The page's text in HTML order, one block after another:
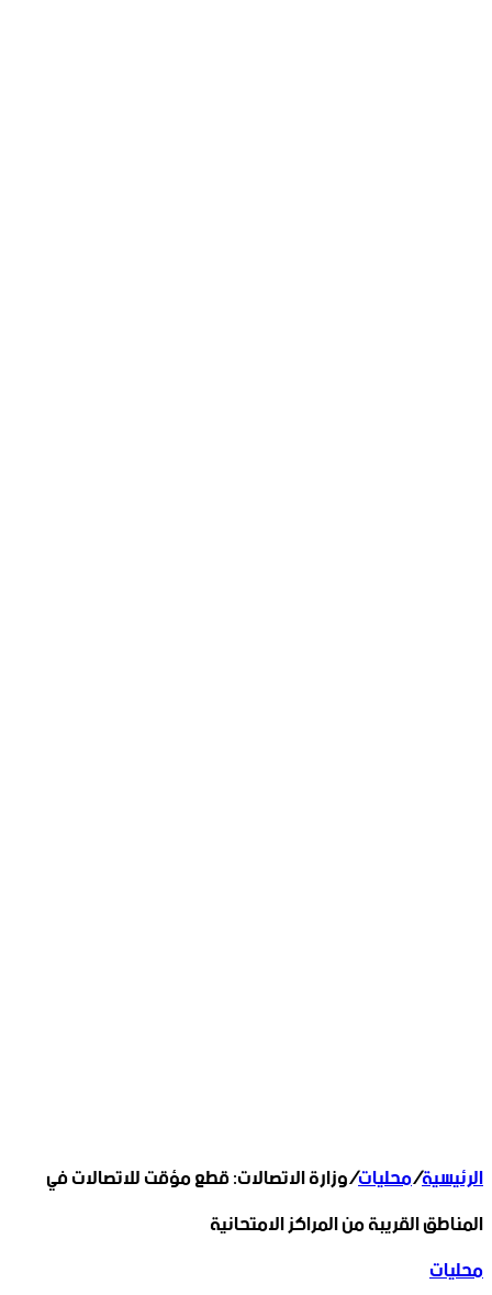
الرئيسية/محليات/وزارة الاتصالات: قطع مؤقت للاتصالات في
المناطق القريبة من المراكز الامتحانية
محليات